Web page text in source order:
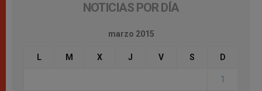
NOTICIAS POR DÍA
marzo 2015
L M X J V S D
1